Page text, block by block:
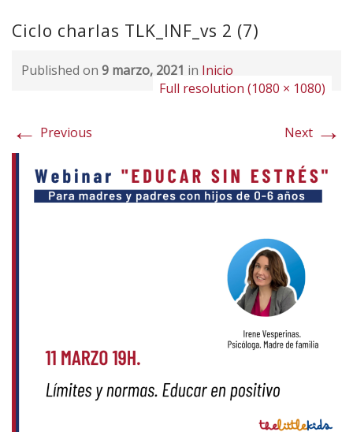
Ciclo charlas TLK_INF_vs 2 (7)
Published on 9 marzo, 2021 in Inicio
Full resolution (1080 × 1080)
← Previous Next →